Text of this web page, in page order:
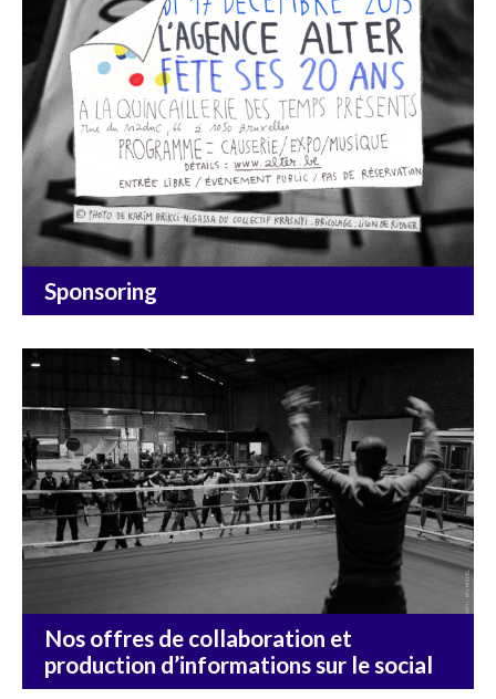
Sponsoring
Nos offres de collaboration et
production d’informations sur le social